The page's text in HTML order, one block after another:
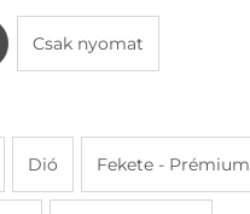
Csak nyomat
Dió Fekete - Prémium